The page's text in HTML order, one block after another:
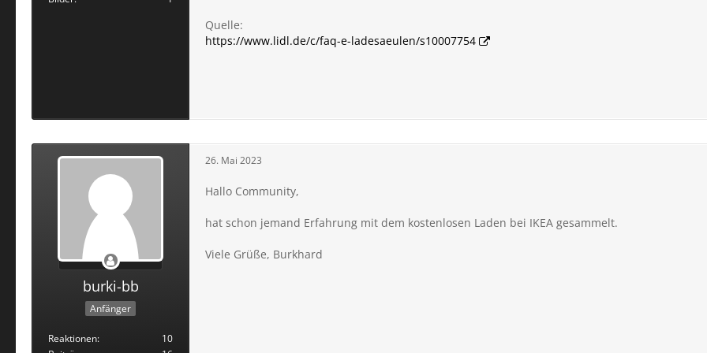
Quelle:
https://www.lidl.de/c/faq-e-ladesaeulen/s10007754
burki-bb
Anfänger
Reaktionen
10
26. Mai 2023
Hallo Community,
hat schon jemand Erfahrung mit dem kostenlosen Laden bei IKEA gesammelt.
Viele Grüße, Burkhard